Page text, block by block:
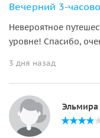
Невероятное
уровне! Спасибо,
3 дня назад